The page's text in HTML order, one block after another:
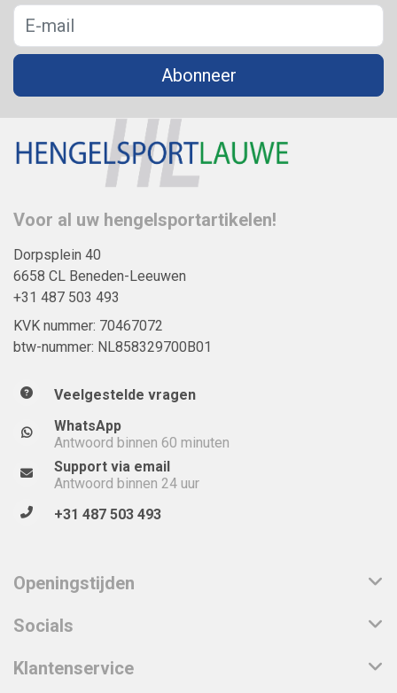
Abonneer
Voor al uw hengelsportartikelen!
Dorpsplein 40
6658 CL Beneden-Leeuwen
+31 487 503 493
KVK nummer: 70467072
btw-nummer: NL858329700B01
Veelgestelde vragen
WhatsApp
Antwoord binnen 60 minuten
Support via email
Antwoord binnen 24 uur
+31 487 503 493
Openingstijden
Socials
Klantenservice